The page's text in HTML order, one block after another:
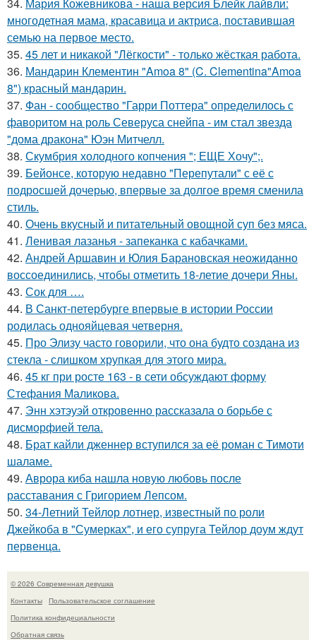
многодетная мама, красавица и актриса, поставившая
семью на первое место.
35. 45 лет и никакой "Лёгкости" - только жёсткая работа.
36. Мандарин Клементин "Amoa 8" (C. Clementina"Amoa
8") красный мандарин.
37. Фан - сообщество "Гарри Поттера" определилось с
фаворитом на роль Северуса снейпа - им стал звезда
"дома дракона" Юэн Митчелл.
38. Скумбрия холодного копчения "; ЕЩЕ Хочу";.
39. Бейонсе, которую недавно "Перепутали" с её с
подросшей дочерью, впервые за долгое время сменила
стиль.
40. Очень вкусный и питательный овощной суп без мяса.
41. Ленивая лазанья - запеканка с кабачками.
42. Андрей Аршавин и Юлия Барановская неожиданно
воссоединились, чтобы отметить 18-летие дочери Яны.
43. Сок для ….
44. В Санкт-петербурге впервые в истории России
родилась однояйцевая четверня.
45. Про Элизу часто говорили, что она будто создана из
стекла - слишком хрупкая для этого мира.
46. 45 кг при росте 163 - в сети обсуждают форму
Стефания Маликова.
47. Энн хэтэуэй откровенно рассказала о борьбе с
дисморфией тела.
48. Брат кайли дженнер вступился за её роман с Тимоти
шаламе.
49. Аврора киба нашла новую любовь после
расставания с Григорием Лепсом.
50. 34-Летний Тейлор лотнер, известный по роли
Джейкоба в "Сумерках", и его супруга Тейлор доум ждут
первенца.
© 2026 Современная девушка
Контакты
Пользовательское соглашение
Политика конфидециальности
Обратная связь